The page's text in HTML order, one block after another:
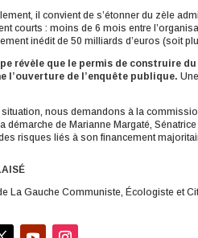
il convient de s’étonner du zèle
courts : moins de 6 mois entre
inédit de 50 milliards d’euros (soit
révèle que le permis de construire
l’ouverture de l’enquête publique.
situation, nous demandons à la
démarche de Marianne Margaté,
risques liés à son financement
É
La Gauche Communiste, Écologiste et